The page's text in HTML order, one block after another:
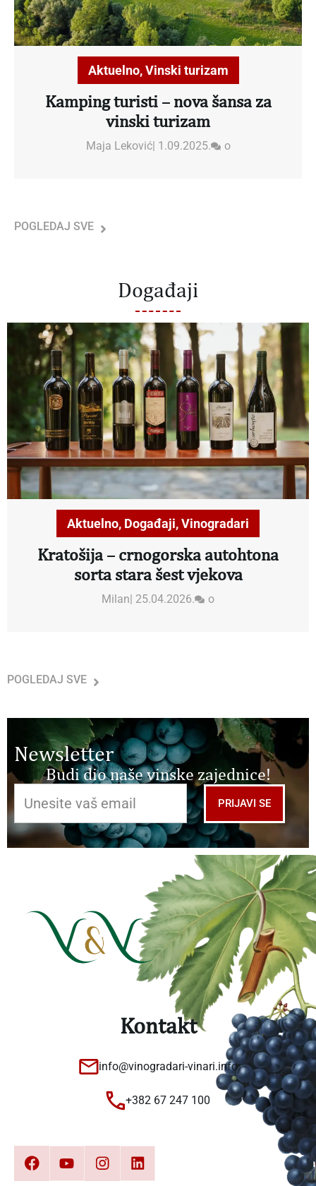
Aktuelno,Vinski turizam
Kamping turisti – nova šansa za
vinski turizam
Maja Leković| 1.09.2025. o
POGLEDAJ SVE
Događaji
Aktuelno, Događaji,Vinogradari
Kratošija – crnogorska autohtona
sorta stara šest vjekova
Milan| 25.04.2026. o
POGLEDAJ SVE
Newsletter
Budi dio naše vinske zajednice!
PRIJAVI SE
Kontakt
info@vinogradari-vinari.info
+382 67 247 100